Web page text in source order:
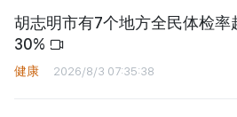
胡志明市有7个地方全民体检率
30%
健康 2026/8/3 07:35:38